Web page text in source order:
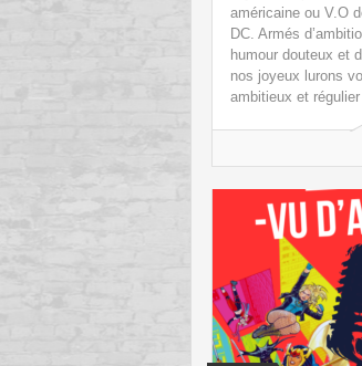
américaine ou V.O
DC. Armés
humour douteux et
nos joyeux lurons
ambitieux et